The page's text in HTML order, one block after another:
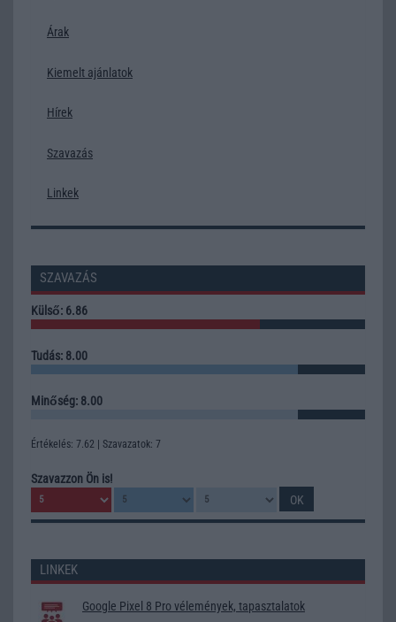
Árak
Kiemelt ajánlatok
Hírek
Szavazás
Linkek
SZAVAZÁS
Külső: 6.86
Tudás: 8.00
Minőség: 8.00
Értékelés: 7.62 | Szavazatok: 7
Szavazzon Ön is!
LINKEK
Google Pixel 8 Pro vélemények, tapasztalatok